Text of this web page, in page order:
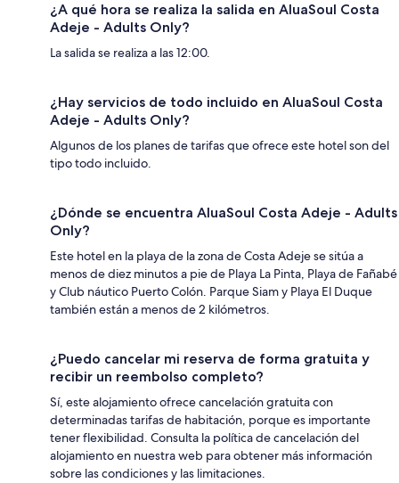
¿A qué hora se realiza la salida en AluaSoul Costa
Adeje - Adults Only?
La salida se realiza a las 12:00.
¿Hay servicios de todo incluido en AluaSoul Costa
Adeje - Adults Only?
Algunos de los planes de tarifas que ofrece este hotel son del
tipo todo incluido.
¿Dónde se encuentra AluaSoul Costa Adeje - Adults
Only?
Este hotel en la playa de la zona de Costa Adeje se sitúa a
menos de diez minutos a pie de Playa La Pinta, Playa de Fañabé
y Club náutico Puerto Colón. Parque Siam y Playa El Duque
también están a menos de 2 kilómetros.
¿Puedo cancelar mi reserva de forma gratuita y
recibir un reembolso completo?
Sí, este alojamiento ofrece cancelación gratuita con
determinadas tarifas de habitación, porque es importante
tener flexibilidad. Consulta la política de cancelación del
alojamiento en nuestra web para obtener más información
sobre las condiciones y las limitaciones.